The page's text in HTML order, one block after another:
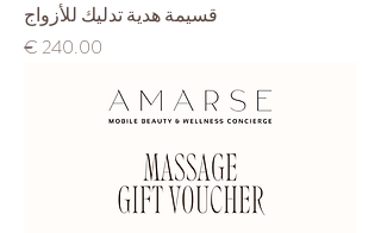
قسيمة هدية تدليك للأزواج
السعر